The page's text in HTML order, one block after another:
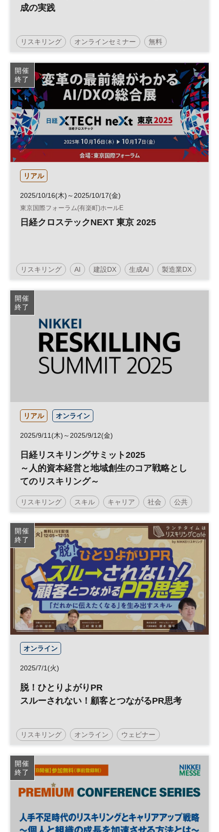
成の実践
リスキリング オンラインセミナー 無料
人材育成 新規事業
参加無料
開催
終了
リアル
2025/10/16(木)～2025/10/17(金)
東京国際フォーラム(有楽町)ホールE
日経クロステックNEXT 東京 2025
リスキリング AI 建設DX 生成AI 製造業DX
経営戦略 人材育成 情報セキュリティ DX
HR
開催
終了
リアル オンライン
2025/9/11(木)～2025/9/12(金)
日経リスキリングサミット2025
～人的資本経営と地域創生のコア戦略とし
てのリスキリング～
リスキリング スキル キャリア 社会 公共
ワークスタイル
参加無料
開催
終了
オンライン
2025/7/1(火)
脱！ひとりよがりPR
スルーされない！顧客とつながるPR思考
リスキリング オンライン ウェビナー
スキルアップ マーケティング
参加無料
開催
終了